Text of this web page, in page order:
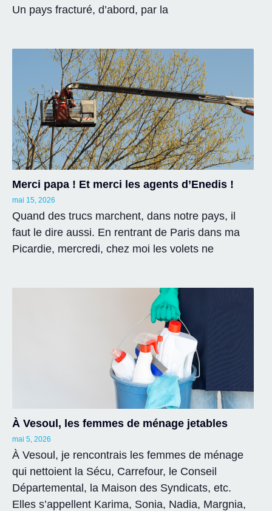
Un pays fracturé, d’abord, par la
Merci papa ! Et merci les agents d’Enedis !
mai 15, 2026
Quand des trucs marchent, dans notre pays, il
faut le dire aussi. En rentrant de Paris dans ma
Picardie, mercredi, chez moi les volets ne
À Vesoul, les femmes de ménage jetables
mai 5, 2026
À Vesoul, je rencontrais les femmes de ménage
qui nettoient la Sécu, Carrefour, le Conseil
Départemental, la Maison des Syndicats, etc.
Elles s’appellent Karima, Sonia, Nadia, Margnia,